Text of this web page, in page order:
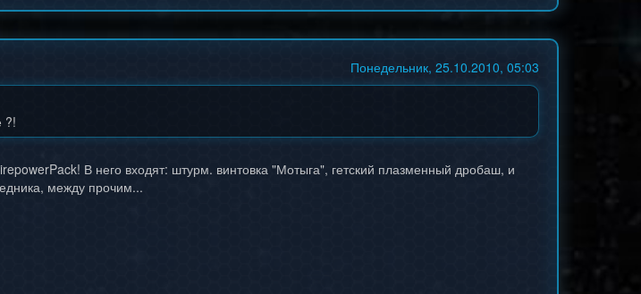
Понедельник, 25.10.2010, 05:03
?!
В него входят: штурм. винтовка "Мотыга", гетский плазменный дробаш, и
между прочим...